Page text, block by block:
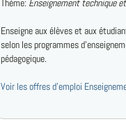
Thème: Enseignement technique
Enseigne aux élèves et aux
selon les programmes
pédagogique.
Voir les offres d'emploi